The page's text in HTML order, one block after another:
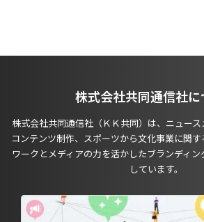
株式会社共同通信社に
株式会社共同通信社（ＫＫ共同）は、ニュー
コンテンツ制作、スポーツから文化事業に関
ワークとメディアの力を活かしたブランディ
しています。